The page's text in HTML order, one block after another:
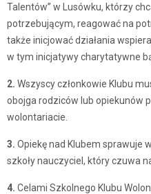
Talentów” w Lusówku, którzy
potrzebującym, reagować na
także inicjować działania
w tym inicjatywy charytatywne
2. Wszyscy członkowie Klubu
obojga rodziców lub opiekunów
wolontariacie.
3. Opiekę nad Klubem sprawuje
szkoły nauczyciel, który czuwa
4. Celami Szkolnego Klubu